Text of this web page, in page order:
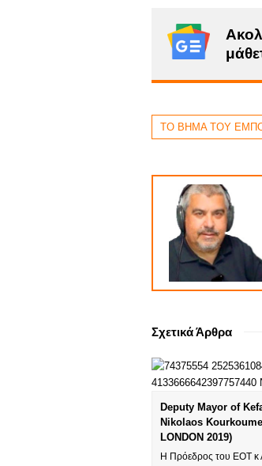
ΤΟ ΒΗΜΑ ΤΟΥ
Σχετικά Άρθρα
Deputy Mayor of
Nikolaos
LONDON 2019)
Η Πρόεδρος του ΕΟΤ κ